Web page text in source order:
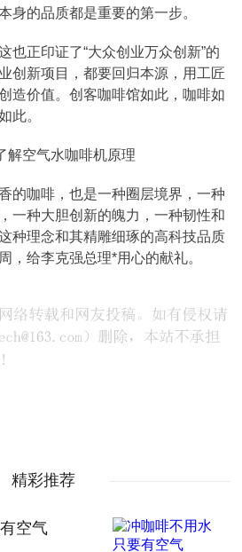
身的品质都是重要的第一步。
也正印证了“大众创业万众创新”的
创新项目，都要回归本源，用工匠
造价值。创客咖啡馆如此，咖啡如
此。
的咖啡，也是一种圈层境界，一种
一种大胆创新的魄力，一种韧性和
种理念和其精雕细琢的高科技品质
，给李克强总理*用心的献礼。
精彩推荐
空气